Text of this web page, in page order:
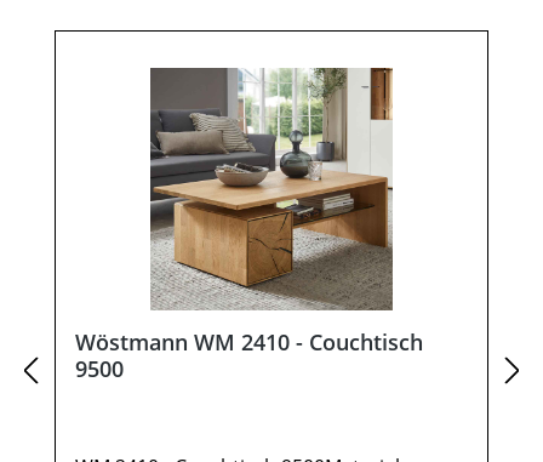
Wöstmann WM 2410 - Couchtisch
9500